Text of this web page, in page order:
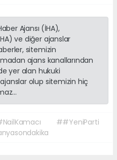
Ajansı (İHA),
ve diğer ajanslar
sitemizin
ajans kanallarından
yer alan hukuki
olup sitemizin hiç
##YeniParti